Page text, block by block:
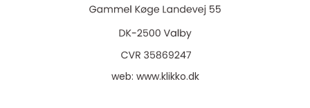
web: www.klikko.dk